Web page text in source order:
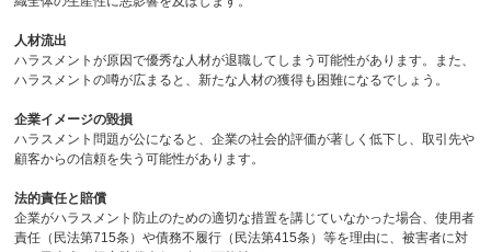
人材流出
ハラスメントが原因で優秀な人材が退職してしまう可能性があります。また、
ハラスメントの噂が広まると、新たな人材の獲得も困難になるでしょう。
企業イメージの毀損
ハラスメント問題が公になると、企業の社会的評価が著しく低下し、取引先や
顧客からの信頼を失う可能性があります。
法的責任と賠償
企業がハラスメント防止のための適切な措置を講じていなかった場合、使用者
責任（民法第715条）や債務不履行（民法第415条）等を理由に、被害者に対